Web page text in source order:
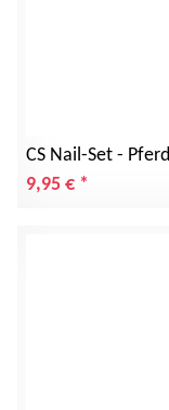
CS Nail-Set -
9,95 € *